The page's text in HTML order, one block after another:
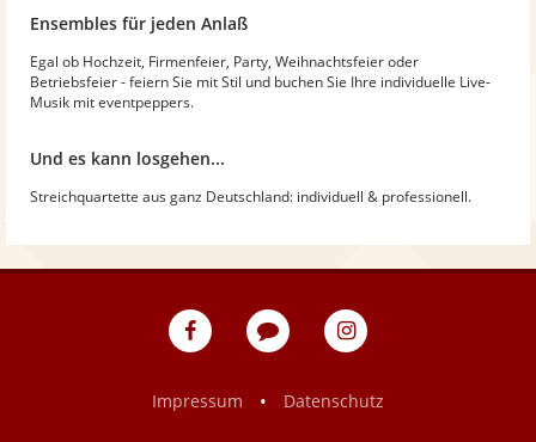
Ensembles für jeden Anlaß
Egal ob Hochzeit, Firmenfeier, Party, Weihnachtsfeier oder
Betriebsfeier - feiern Sie mit Stil und buchen Sie Ihre individuelle Live-
Musik mit eventpeppers.
Und es kann losgehen...
Streichquartette aus ganz Deutschland: individuell & professionell.
eventpeppers
Blog
eventpeppers
Impressum
• Datenschutz